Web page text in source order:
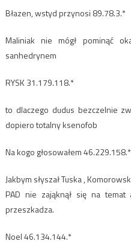
Błazen, wstyd przynosi 89.78.3.*
Maliniak nie mógł pominąć
sanhedrynem
RYSK 31.179.118.*
to dlaczego dudus bezczelnie
dopiero totalny ksenofob
Na kogo głosowałem 46.229.158.*
Jakbym słyszał Tuska ,
PAD nie zająknął się na
przeszkadza.
Noel 46.134.144.*